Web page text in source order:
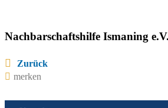
Nachbarschaftshilfe Ismaning
Zurück
merken